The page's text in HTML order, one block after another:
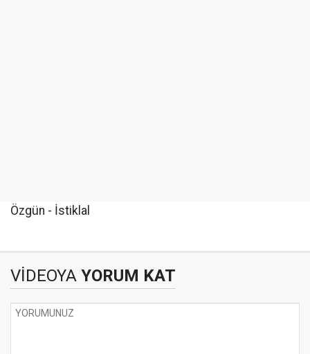
Özgün - İstiklal
VİDEOYA YORUM KAT